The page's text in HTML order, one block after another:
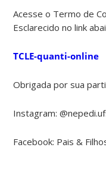
Acesse o Termo de
Esclarecido no link
TCLE-quanti-online
Obrigada por sua
Instagram:
Facebook: Pais &